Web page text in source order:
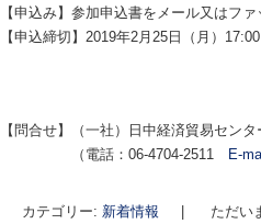
【申込み】参加申込書をメール又はフ
【申込締切】2019年2月25日（月）
【問合せ】（一社）日中経済貿易セン
（電話：06-4704-2511 E-
カテゴリー: 新着情報 | ただい